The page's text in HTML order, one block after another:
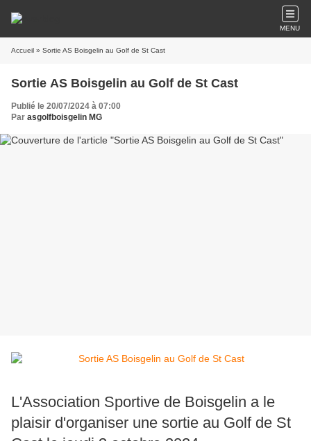
MENU
Accueil » Sortie AS Boisgelin au Golf de St Cast
Sortie AS Boisgelin au Golf de St Cast
Publié le 20/07/2024 à 07:00
Par asgolfboisgelin MG
L'Association Sportive de Boisgelin a le
plaisir d'organiser une sortie au Golf de St